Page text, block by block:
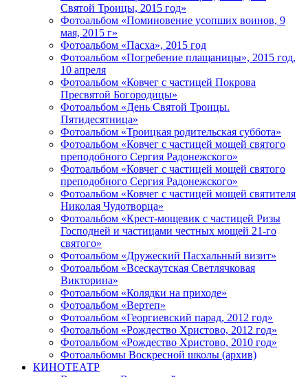
Святой Троицы, 2015 год»
Фотоальбом «Поминовение усопших воинов, 9
мая, 2015 г»
Фотоальбом «Пасха», 2015 год
Фотоальбом «Погребение плащаницы», 2015 год,
10 апреля
Фотоальбом «Ковчег с частицей Покрова
Пресвятой Богородицы»
Фотоальбом «День Святой Троицы.
Пятидесятница»
Фотоальбом «Троицкая родительская суббота»
Фотоальбом «Ковчег с частицей мощей святого
преподобного Сергия Радонежского»
Фотоальбом «Ковчег с частицей мощей святого
преподобного Сергия Радонежского»
Фотоальбом «Ковчег с частицей мощей святителя
Николая Чудотворца»
Фотоальбом «Крест-мощевик с частицей Ризы
Господней и частицами честных мощей 21-го
святого»
Фотоальбом «Дружеский Пасхальный визит»
Фотоальбом «Всескаутская Светлячковая
Викторина»
Фотоальбом «Колядки на приходе»
Фотоальбом «Вертеп»
Фотоальбом «Георгиевский парад, 2012 год»
Фотоальбом «Рождество Христово, 2012 год»
Фотоальбом «Рождество Христово, 2010 год»
Фотоальбомы Воскресной школы (архив)
КИНОТЕАТР